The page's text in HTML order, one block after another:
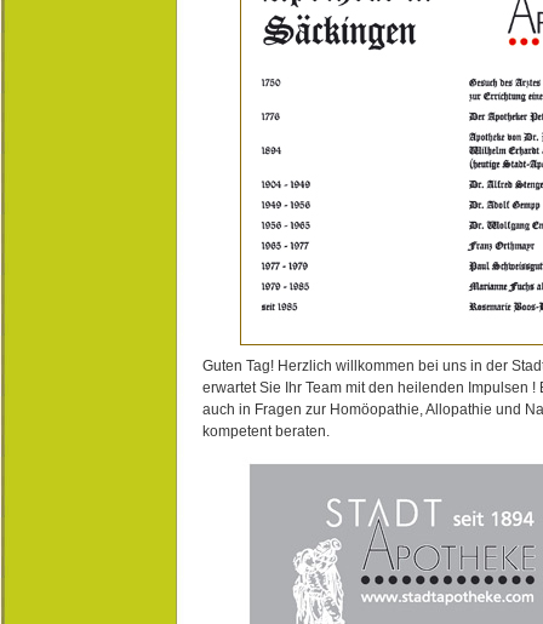
Guten Tag! Herzlich willkommen bei uns in der
erwartet Sie Ihr Team mit den heilenden Impulsen !
auch in Fragen zur Homöopathie, Allopathie und
kompetent beraten.